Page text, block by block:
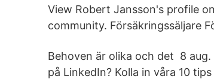
View Robert Jansson's profile
community. Försäkringssäljare
Behoven är olika och det 8
på LinkedIn? Kolla in våra 10